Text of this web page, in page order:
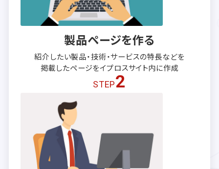
製品ページを作る
紹介したい製品・技術・サービスの特長などを
掲載したページをイプロスサイト内に作成
STEP2